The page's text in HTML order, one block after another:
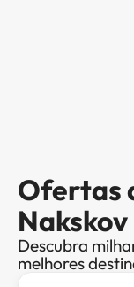
Ofertas
Nakskov
Descubra
melhores